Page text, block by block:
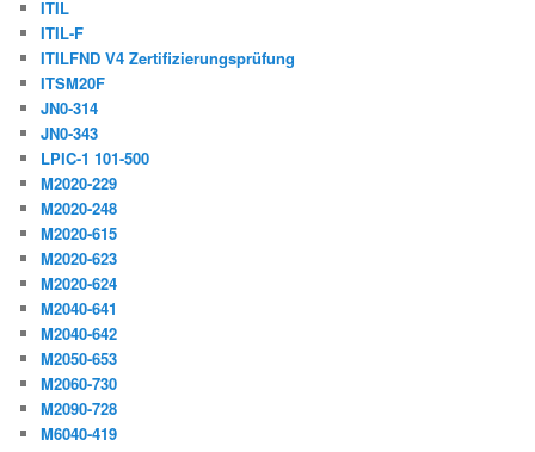
ITIL
ITIL-F
ITILFND V4 Zertifizierungsprüfung
ITSM20F
JN0-314
JN0-343
LPIC-1 101-500
M2020-229
M2020-248
M2020-615
M2020-623
M2020-624
M2040-641
M2040-642
M2050-653
M2060-730
M2090-728
M6040-419